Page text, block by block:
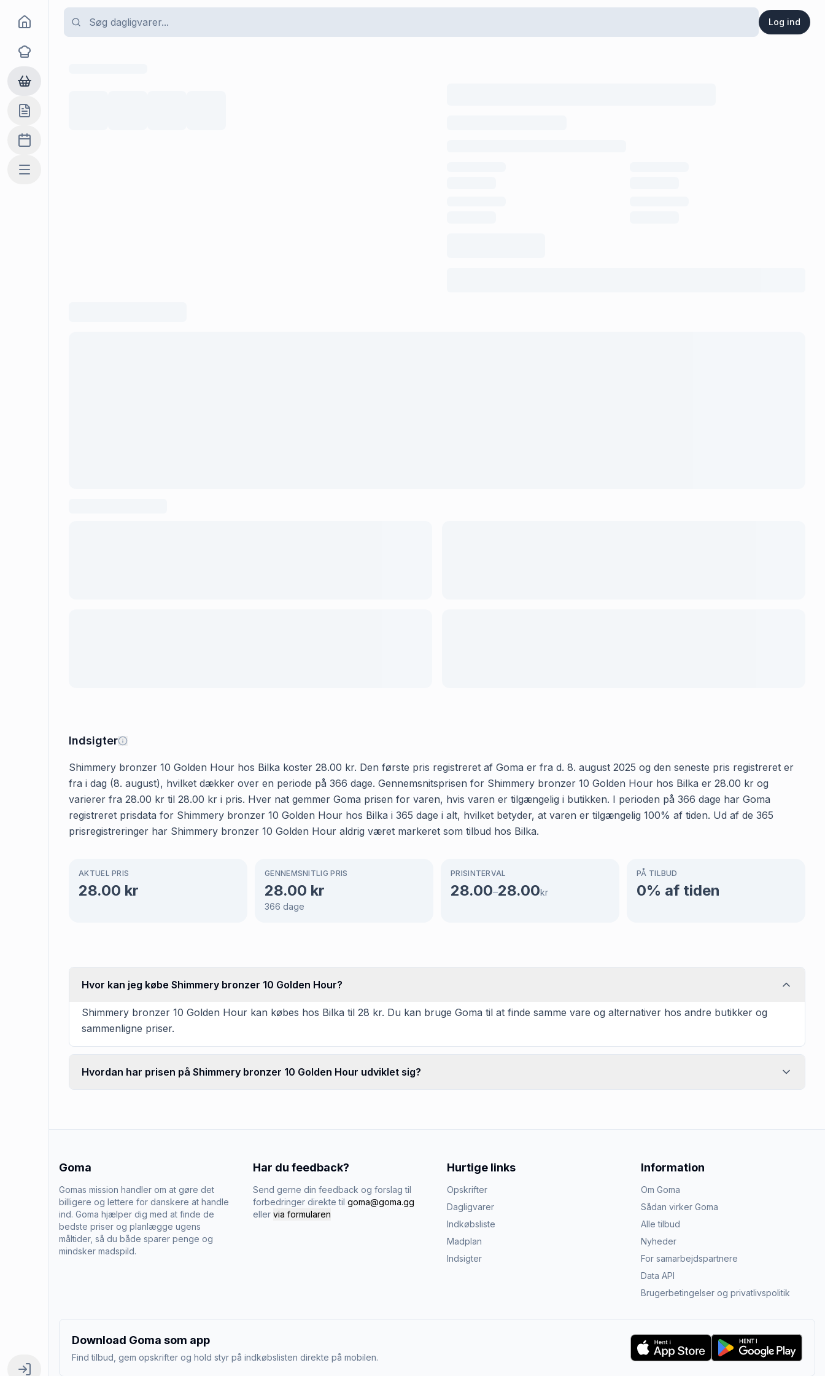
Log ind
Goma
Opskrifter
Dagligvarer
Indkøbslisten
Madplan
Mere
Indsigter
Shimmery bronzer 10 Golden Hour hos Bilka koster 28.00 kr. Den første pris registreret af Goma er fra d. 8. august 2025 og den seneste pris registreret er
fra i dag (8. august), hvilket dækker over en periode på 366 dage. Gennemsnitsprisen for Shimmery bronzer 10 Golden Hour hos Bilka er 28.00 kr og
varierer fra 28.00 kr til 28.00 kr i pris. Hver nat gemmer Goma prisen for varen, hvis varen er tilgængelig i butikken. I perioden på 366 dage har Goma
registreret prisdata for Shimmery bronzer 10 Golden Hour hos Bilka i 365 dage i alt, hvilket betyder, at varen er tilgængelig 100% af tiden. Ud af de 365
prisregistreringer har Shimmery bronzer 10 Golden Hour aldrig været markeret som tilbud hos Bilka.
AKTUEL PRIS
28.00 kr
GENNEMSNITLIG PRIS
28.00 kr
366 dage
PRISINTERVAL
28.00–28.00kr
PÅ TILBUD
0% af tiden
Hvor kan jeg købe Shimmery bronzer 10 Golden Hour?
Shimmery bronzer 10 Golden Hour kan købes hos Bilka til 28 kr. Du kan bruge Goma til at finde samme vare og alternativer hos andre butikker og
sammenligne priser.
Hvordan har prisen på Shimmery bronzer 10 Golden Hour udviklet sig?
Goma
Gomas mission handler om at gøre det
billigere og lettere for danskere at handle
ind. Goma hjælper dig med at finde de
bedste priser og planlægge ugens
måltider, så du både sparer penge og
mindsker madspild.
Har du feedback?
Send gerne din feedback og forslag til
forbedringer direkte til goma@goma.gg
eller via formularen
Hurtige links
Opskrifter
Dagligvarer
Indkøbsliste
Madplan
Indsigter
Information
Om Goma
Sådan virker Goma
Alle tilbud
Nyheder
For samarbejdspartnere
Data API
Brugerbetingelser og privatlivspolitik
Download Goma som app
Find tilbud, gem opskrifter og hold styr på indkøbslisten direkte på mobilen.